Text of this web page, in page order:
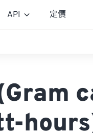
API 定價